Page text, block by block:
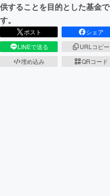
供することを目的とした基金で
す。
ポスト
シェア
LINEで送る
URLコピー
埋め込み
QRコード